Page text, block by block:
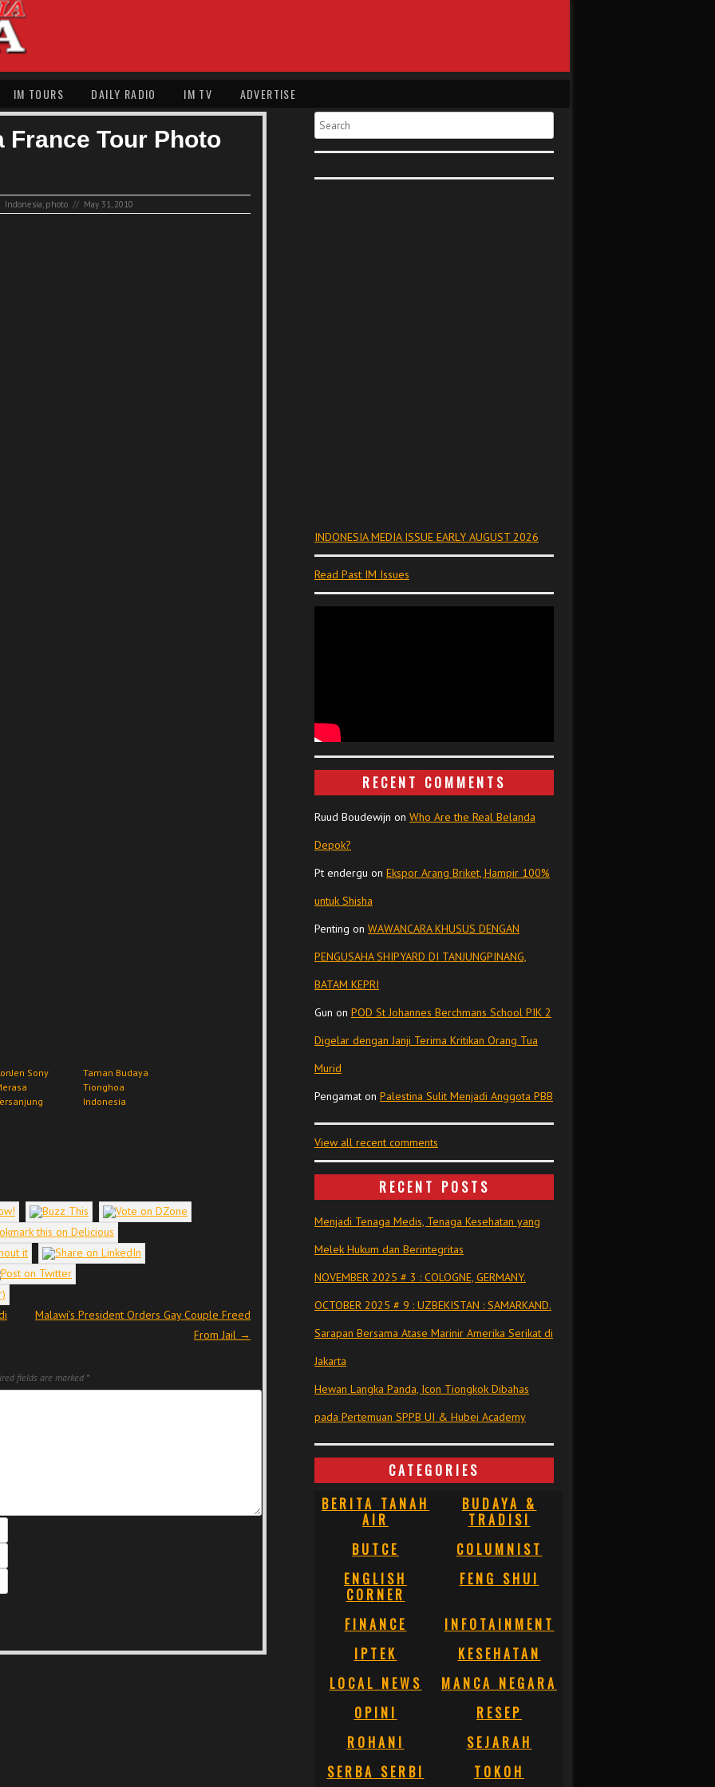
IM TOURS DAILY RADIO IM TV ADVERTISE
France Tour Photo
Indonesia, photo // May 31, 2010
Sony
Taman Budaya
Tionghoa
Indonesia
Malawi’s President Orders Gay Couple Freed
From Jail →
fields are marked *
Search
INDONESIA MEDIA ISSUE EARLY AUGUST 2026
Read Past IM Issues
RECENT COMMENTS
Ruud Boudewijn on Who Are the Real Belanda
Depok?
Pt endergu on Ekspor Arang Briket, Hampir 100%
untuk Shisha
Penting on WAWANCARA KHUSUS DENGAN
PENGUSAHA SHIPYARD DI TANJUNGPINANG,
BATAM KEPRI
Gun on POD St Johannes Berchmans School PIK 2
Digelar dengan Janji Terima Kritikan Orang Tua
Murid
Pengamat on Palestina Sulit Menjadi Anggota PBB
View all recent comments
RECENT POSTS
Menjadi Tenaga Medis, Tenaga Kesehatan yang
Melek Hukum dan Berintegritas
NOVEMBER 2025 # 3 : COLOGNE, GERMANY.
OCTOBER 2025 # 9 : UZBEKISTAN : SAMARKAND.
Sarapan Bersama Atase Marinir Amerika Serikat di
Jakarta
Hewan Langka Panda, Icon Tiongkok Dibahas
pada Pertemuan SPPB UI & Hubei Academy
CATEGORIES
BERITA TANAH
AIR
BUDAYA &
TRADISI
BUTCE
COLUMNIST
ENGLISH
CORNER
FENG SHUI
FINANCE
INFOTAINMENT
IPTEK
KESEHATAN
LOCAL NEWS
MANCA NEGARA
OPINI
RESEP
ROHANI
SEJARAH
SERBA SERBI
TOKOH